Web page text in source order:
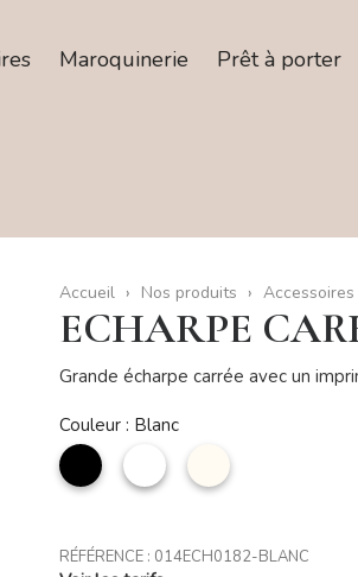
Maroquinerie Prêt à porter
Accueil Nos produits Accessoires
ECHARPE
Grande écharpe carrée avec un
Couleur : Blanc
noir Blanc Beige
RÉFÉRENCE : 014ECH0182-BLANC